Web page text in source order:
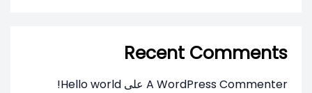
Recent Comments
A WordPress Commenter على Hello world!